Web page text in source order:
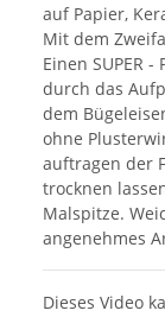
auf Papier,
Mit dem
Einen SUPER
durch das
dem
ohne
auftragen der
trocknen
Malspitze.
angenehmes
Dieses Video